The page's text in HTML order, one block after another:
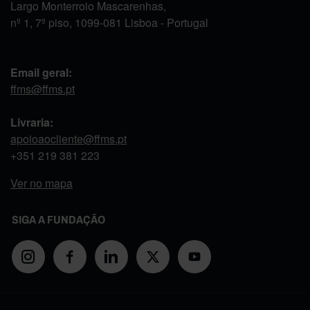
Largo Monterroio Mascarenhas,
nº 1, 7º piso, 1099-081 Lisboa - Portugal
Email geral:
ffms@ffms.pt
Livraria:
apoioaocliente@ffms.pt
+351 219 381 223
Ver no mapa
SIGA A FUNDAÇÃO